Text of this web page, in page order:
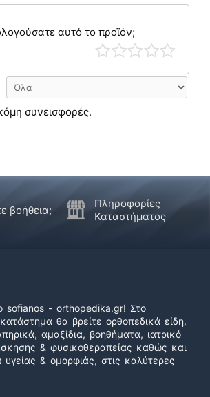
αυτό το προϊόν;
συνεισφορές.
βοήθεια;
Πληροφορίες
Καταστήματος
sofianos - orthopedika.gr! Στο
θα βρείτε ορθοπεδικά είδη,
αμαξίδια, βοηθήματα, ιατρικό
& φυσικοθεραπείας καθώς και
υγείας & ομορφιάς, στις καλύτερες